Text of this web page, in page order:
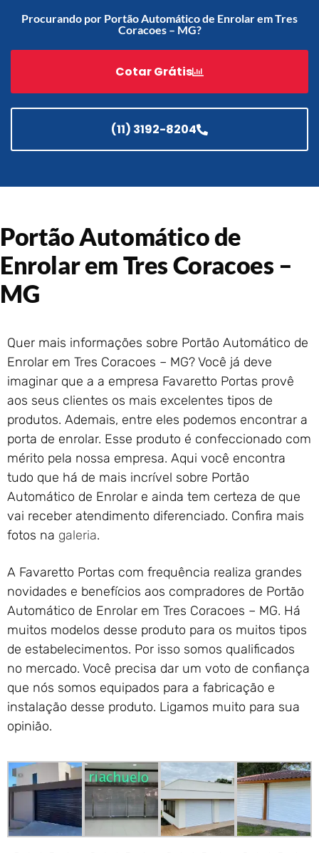
Portão de Garagem de
Enrolar em Teresópolis – RJ
Enrolar em São Pedro da
Portão de Garagem de
Enrolar em São João de
Meriti – RJ
Portão de Garagem de
Enrolar em Queimados – RJ
Portão de Garagem de
Portão de Garagem de
Enrolar em Nova Iguaçu – RJ
Portão de Garagem de
Enrolar em Nova Friburgo –
Procurando por Portão Automático de Enrolar em Tres
Coracoes – MG?
Cotar Grátis
(11) 3192-8204
Portão Automático de
Enrolar em Tres Coracoes –
MG
Quer mais informações sobre Portão Automático de
Enrolar em Tres Coracoes – MG? Você já deve
imaginar que a a empresa Favaretto Portas provê
aos seus clientes os mais excelentes tipos de
produtos. Ademais, entre eles podemos encontrar a
porta de enrolar. Esse produto é confeccionado com
mérito pela nossa empresa. Aqui você encontra
tudo que há de mais incrível sobre Portão
Automático de Enrolar e ainda tem certeza de que
vai receber atendimento diferenciado. Confira mais
fotos na galeria.
A Favaretto Portas com frequência realiza grandes
novidades e benefícios aos compradores de Portão
Automático de Enrolar em Tres Coracoes – MG. Há
muitos modelos desse produto para os muitos tipos
de estabelecimentos. Por isso somos qualificados
no mercado. Você precisa dar um voto de confiança
que nós somos equipados para a fabricação e
instalação desse produto. Ligamos muito para sua
opinião.